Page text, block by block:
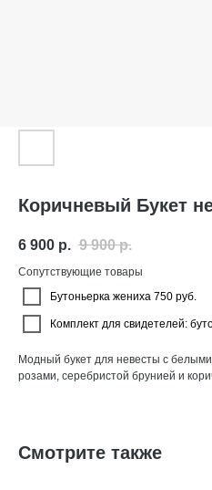
Коричневый Букет
6 900 р. 9 900 р.
Сопутствующие товары
Бутоньерка жениха 750 руб.
Комплект для свидетелей:
Модный букет для невесты с
розами, серебристой брунией и
Смотрите также